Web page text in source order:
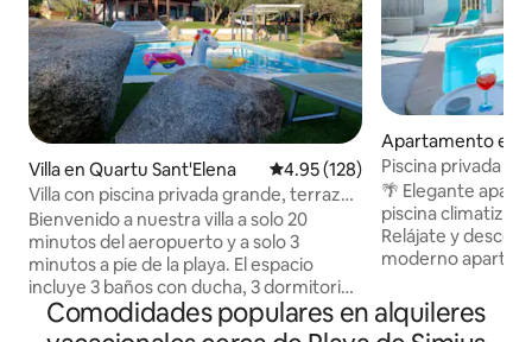
Villa en Quartu Sant'Elena Calificación promedio: 4.95 de
4.95 (128)
Villa con piscina privada grande, terraza
con vistas al mar y barbacoa
Bienvenido a nuestra villa a solo 20
minutos del aeropuerto y a solo 3
minutos a pie de la playa. El espacio
incluye 3 baños con ducha, 3 dormitorios
con aire acondicionado y televisión plana
en todas las habitaciones. Ofrecemos
Apartamento en
Piscina privada
Apartamento con
🌴 Elegante
piscina
Relájate y
moderno
centro de la
estás planeando
Comodidades populares en alquileres